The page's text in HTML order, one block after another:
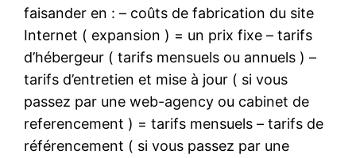
faisander en : – coûts de fabrication du site
Internet ( expansion ) = un prix fixe – tarifs
d’hébergeur ( tarifs mensuels ou annuels ) –
tarifs d’entretien et mise à jour ( si vous
passez par une web-agency ou cabinet de
referencement ) = tarifs mensuels – tarifs de
référencement ( si vous passez par une